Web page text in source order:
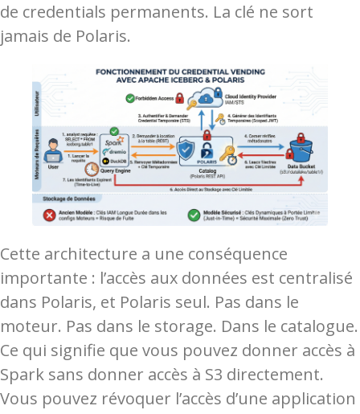
de credentials permanents. La clé ne sort
jamais de Polaris.
Cette architecture a une conséquence
importante : l’accès aux données est centralisé
dans Polaris, et Polaris seul. Pas dans le
moteur. Pas dans le storage. Dans le catalogue.
Ce qui signifie que vous pouvez donner accès à
Spark sans donner accès à S3 directement.
Vous pouvez révoquer l’accès d’une application